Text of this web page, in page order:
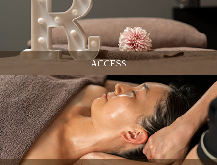
ACCESS